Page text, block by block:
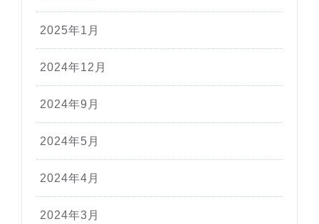
2025年1月
2024年12月
2024年9月
2024年5月
2024年4月
2024年3月